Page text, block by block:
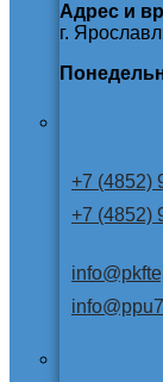
Адрес и
г.
+7 (4852)
+7 (4852)